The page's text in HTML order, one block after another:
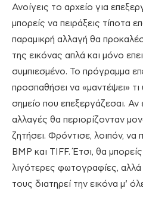
Ανοίγεις το αρχείο για
μπορείς να πειράξεις τίποτα
παραμικρή αλλαγή θα
της εικόνας απλά και μόνο
συμπιεσμένο. Το πρόγραμμα
προσπαθήσει να «μαντέψει» τι
σημείο που επεξεργάζεσαι. Αν
αλλαγές θα περιορίζονταν
ζητήσει. Φρόντισε, λοιπόν, να
BMP και TIFF. Έτσι, θα
λιγότερες φωτογραφίες, αλλά
τους διατηρεί την εικόνα μ’